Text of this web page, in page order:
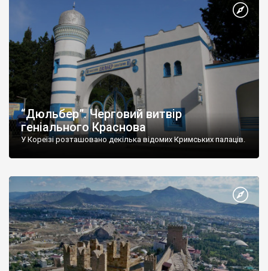
“Дюльбер”. Черговий витвір
геніального Краснова
У Кореїзі розташовано декілька відомих Кримських палаців.